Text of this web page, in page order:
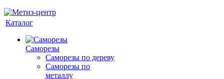
Каталог
Саморезы
Саморезы по дереву
Саморезы по
металлу